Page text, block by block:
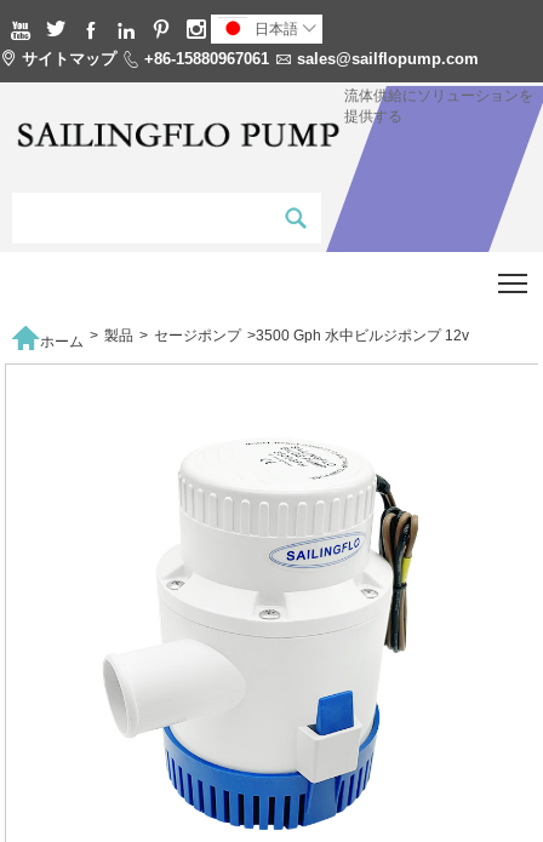
      日本語 
 サイトマップ  +86-15880967061  sales@sailflopump.com
流体供給にソリューションを
提供する
ホーム > 製品 > セージポンプ >3500 Gph 水中ビルジポンプ 12v